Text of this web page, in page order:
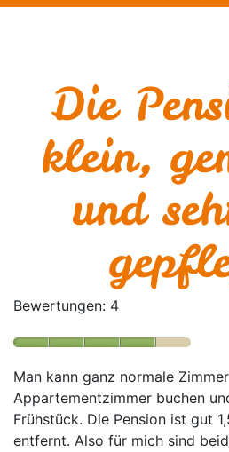
Die
klein,
und
Bewertungen: 4
Man kann ganz normale
Appartementzimmer buchen
Frühstück. Die Pension ist gut
entfernt. Also für mich sind